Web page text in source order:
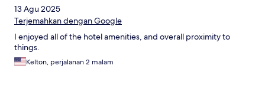
13 Agu 2025
Terjemahkan dengan Google
I enjoyed all of the hotel amenities, and overall proximity to
things.
Kelton, perjalanan 2 malam